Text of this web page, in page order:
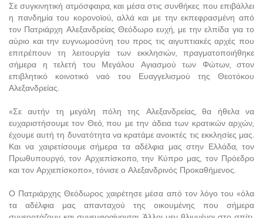
Σε συγκινητική ατμόσφαιρα, και μέσα στις συνθήκες που επιβάλλει
η πανδημία του κορονοϊού, αλλά και με την εκπεφρασμένη από
τον Πατριάρχη Αλεξανδρείας Θεόδωρο ευχή, με την ελπίδα για το
αύριο και την ευγνωμοσύνη του προς τις αιγυπτιακές αρχές που
επιτρέπουν τη λειτουργία των εκκλησιών, πραγματοποιήθηκε
σήμερα η τελετή του Μεγάλου Αγιασμού των Φώτων, στον
επιβλητικό κοινοτικό ναό του Ευαγγελισμού της Θεοτόκου
Αλεξανδρείας.
«Σε αυτήν τη μεγάλη πόλη της Αλεξανδρείας, θα ήθελα να
ευχαριστήσουμε τον Θεό, που με την άδεια των κρατικών αρχών,
έχουμε αυτή τη δυνατότητα να κρατάμε ανοικτές τις εκκλησίες μας.
Και να χαιρετίσουμε σήμερα τα αδέλφια μας στην Ελλάδα, τον
Πρωθυπουργό, τον Αρχιεπίσκοπο, την Κύπρο μας, τον Πρόεδρο
και τον Αρχιεπίσκοπο», τόνισε ο Αλεξανδρινός Προκαθήμενος.
Ο Πατριάρχης Θεόδωρος χαιρέτησε μέσα από τον λόγο του «όλα
τα αδέλφια μας απανταχού της οικουμένης που σήμερα